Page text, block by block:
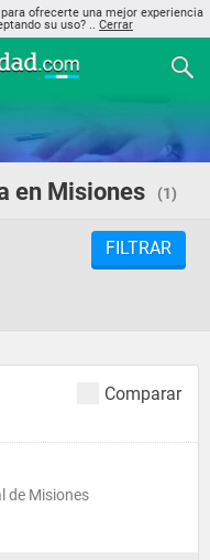
ofrecerte una mejor experiencia
su uso? .. Cerrar
en Misiones (1)
FILTRAR
Comparar
de Misiones